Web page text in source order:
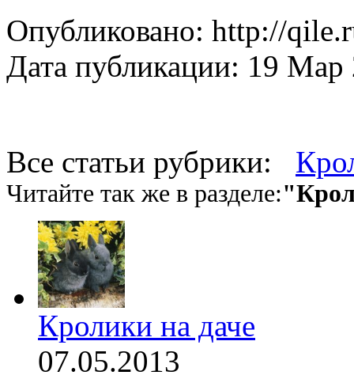
Опубликовано: http://
Дата публикации: 19 Мар
Все статьи рубрики:
Читайте так же в разделе:
Кролики на даче
07.05.2013